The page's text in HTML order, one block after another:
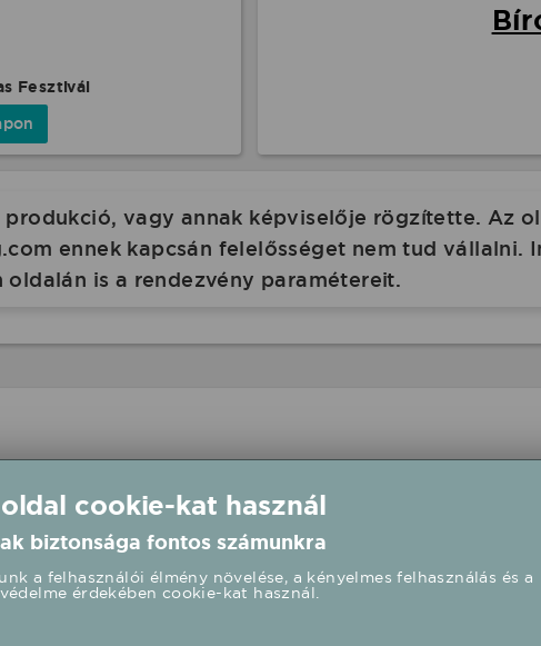
Fesztivál
vagy annak képviselője rögzítette. Az
ennek kapcsán felelősséget nem tud vállalni.
is a rendezvény paramétereit.
UTC+2
cookie-kat használ
biztonsága fontos számunkra
a felhasználói élmény növelése, a kényelmes felhasználás és a
érdekében cookie-kat használ.